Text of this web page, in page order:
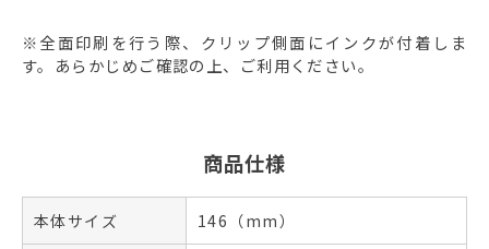
※全面印刷を行う際、クリップ側面にインクが付着しま
す。あらかじめご確認の上、ご利用ください。
商品仕様
本体サイズ 146（mm）